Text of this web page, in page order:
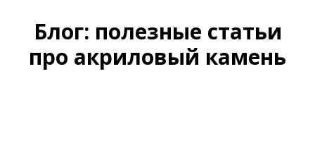
Блог: полезные статьи
про акриловый камень